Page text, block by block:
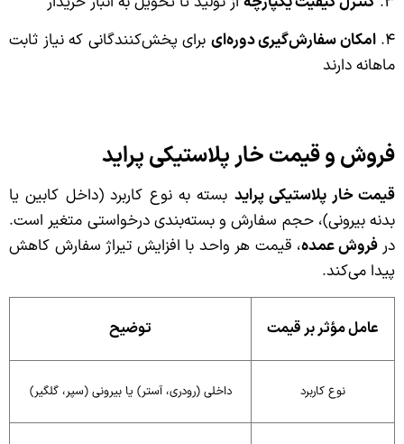
۴. امکان سفارش‌گیری دوره‌ای برای پخش‌کنندگانی که نیاز ثابت
ماهانه دارند
فروش و قیمت خار پلاستیکی پراید
قیمت خار پلاستیکی پراید بسته به نوع کاربرد (داخل کابین یا
بدنه بیرونی)، حجم سفارش و بسته‌بندی درخواستی متغیر است.
درفروش عمده، قیمت هر واحد با افزایش تیراژ سفارش کاهش
پیدا می‌کند.
عامل مؤثر بر قیمت توضیح
نوع کاربرد داخلی (رودری، آستر) یا بیرونی (سپر، گلگیر)